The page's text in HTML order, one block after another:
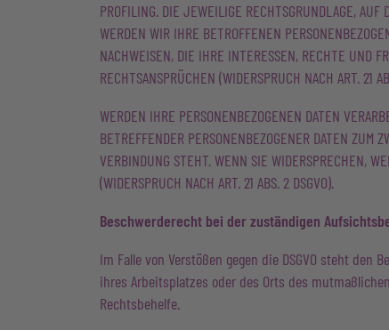
PROFILING. DIE JEWEILIGE RECHTSGRUNDLAGE,
WERDEN WIR IHRE BETROFFENEN
NACHWEISEN, DIE IHRE INTERESSEN, RECHTE UND
RECHTSANSPRÜCHEN (WIDERSPRUCH NACH ART. 21
WERDEN IHRE PERSONENBEZOGENEN DATEN
BETREFFENDER PERSONENBEZOGENER DATEN ZUM
VERBINDUNG STEHT. WENN SIE WIDERSPRECHEN,
(WIDERSPRUCH NACH ART. 21 ABS. 2 DSGVO).
Beschwerde­recht bei der zuständigen
Im Falle von Verstößen gegen die DSGVO steht
ihres Arbeitsplatzes oder des Orts des
Rechtsbehelfe.